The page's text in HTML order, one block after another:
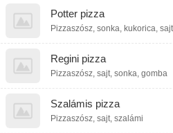
Potter pizza
Pizzaszósz, sonka, kukorica, sajt
Regini pizza
Pizzaszósz, sajt, sonka, gomba
Szalámis pizza
Pizzaszósz, sajt, szalámi